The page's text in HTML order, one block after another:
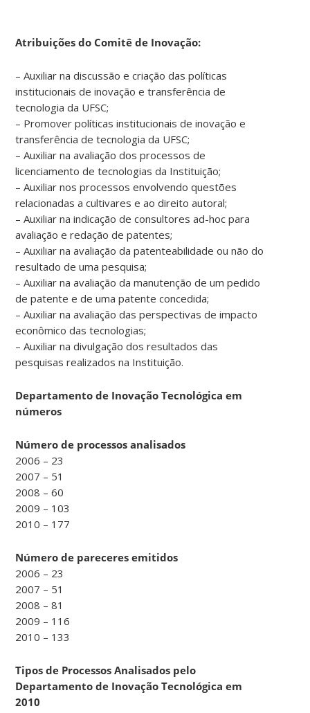
2007.
das
responsabilidades
do
DIT
é
acompanhamento
dos
processos
dos
pedidos
a
manutenção
dos
títulos
de
propriedade
intelectual
Universidade.
Sua
também
contratos
e
convênios
envolvendo
a
inovação
a
pesquisa
científica
Atribuições do Comitê de Inovação:
– Auxiliar na discussão e criação das políticas
institucionais de inovação e transferência de
tecnologia da UFSC;
– Promover políticas institucionais de inovação e
transferência de tecnologia da UFSC;
– Auxiliar na avaliação dos processos de
licenciamento de tecnologias da Instituição;
– Auxiliar nos processos envolvendo questões
relacionadas a cultivares e ao direito autoral;
– Auxiliar na indicação de consultores ad-hoc para
avaliação e redação de patentes;
– Auxiliar na avaliação da patenteabilidade ou não do
resultado de uma pesquisa;
– Auxiliar na avaliação da manutenção de um pedido
de patente e de uma patente concedida;
– Auxiliar na avaliação das perspectivas de impacto
econômico das tecnologias;
– Auxiliar na divulgação dos resultados das
pesquisas realizados na Instituição.
Departamento de Inovação Tecnológica em
números
Número de processos analisados
2006 – 23
2007 – 51
2008 – 60
2009 – 103
2010 – 177
Número de pareceres emitidos
2006 – 23
2007 – 51
2008 – 81
2009 – 116
2010 – 133
Tipos de Processos Analisados pelo
Departamento de Inovação Tecnológica em
2010